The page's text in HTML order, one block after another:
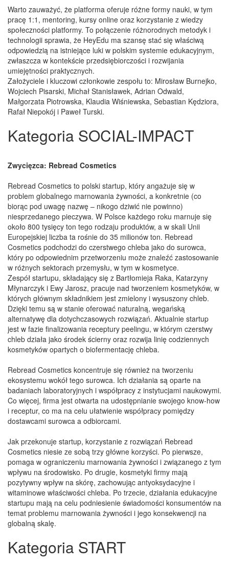
Warto zauważyć, że platforma oferuje różne formy nauki, w tym
pracę 1:1, mentoring, kursy online oraz korzystanie z wiedzy
społeczności platformy. To połączenie różnorodnych metodyk i
technologii sprawia, że HeyEdu ma szansę stać się właściwą
odpowiedzią na istniejące luki w polskim systemie edukacyjnym,
zwłaszcza w kontekście przedsiębiorczości i rozwijania
umiejętności praktycznych.
Założyciele i kluczowi członkowie zespołu to: Mirosław Burnejko,
Wojciech Pisarski, Michał Stanisławek, Adrian Odwald,
Małgorzata Piotrowska, Klaudia Wiśniewska, Sebastian Kędziora,
Rafał Niepokój i Paweł Turski.
Kategoria SOCIAL-IMPACT
Zwycięzca: Rebread Cosmetics
Rebread Cosmetics to polski startup, który angażuje się w
problem globalnego marnowania żywności, a konkretnie (co
biorąc pod uwagę nazwę – nikogo dziwić nie powinno)
niesprzedanego pieczywa. W Polsce każdego roku marnuje się
około 800 tysięcy ton tego rodzaju produktów, a w skali Unii
Europejskiej liczba ta rośnie do 35 milionów ton. Rebread
Cosmetics podchodzi do czerstwego chleba jako do surowca,
który po odpowiednim przetworzeniu może znaleźć zastosowanie
w różnych sektorach przemysłu, w tym w kosmetyce.
Zespół startupu, składający się z Bartłomieja Raka, Katarzyny
Młynarczyk i Ewy Jarosz, pracuje nad tworzeniem kosmetyków, w
których głównym składnikiem jest zmielony i wysuszony chleb.
Dzięki temu są w stanie oferować naturalną, wegańską
alternatywę dla dotychczasowych rozwiązań. Aktualnie startup
jest w fazie finalizowania receptury peelingu, w którym czerstwy
chleb działa jako środek ścierny oraz rozwija linię codziennych
kosmetyków opartych o biofermentację chleba.
Rebread Cosmetics koncentruje się również na tworzeniu
ekosystemu wokół tego surowca. Ich działania są oparte na
badaniach laboratoryjnych i współpracy z instytucjami naukowymi.
Co więcej, firma jest otwarta na udostępnianie swojego know-how
i receptur, co ma na celu ułatwienie współpracy pomiędzy
dostawcami surowca a odbiorcami.
Jak przekonuje startup, korzystanie z rozwiązań Rebread
Cosmetics niesie ze sobą trzy główne korzyści. Po pierwsze,
pomaga w ograniczeniu marnowania żywności i związanego z tym
wpływu na środowisko. Po drugie, kosmetyki firmy mają
pozytywny wpływ na skórę, zachowując antyoksydacyjne i
witaminowe właściwości chleba. Po trzecie, działania edukacyjne
startupu mają na celu podniesienie świadomości konsumentów na
temat problemu marnowania żywności i jego konsekwencji na
globalną skalę.
Kategoria START